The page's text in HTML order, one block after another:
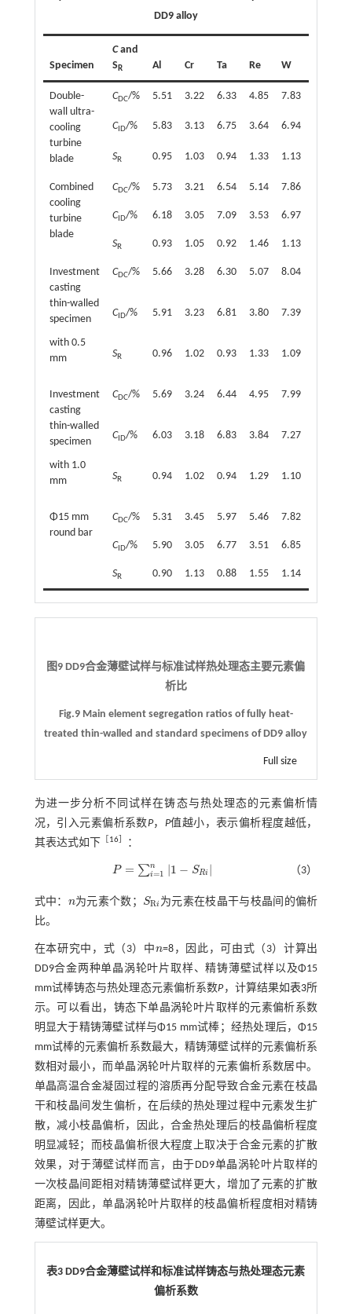
DD9 alloy
Specimen
Cand
S R Al Cr Ta Re W
Double-
wall ultra-
cooling
turbine
blade
CDC/% 5.51 3.22 6.33 4.85 7.83
CID/% 5.83 3.13 6.75 3.64 6.94
SR 0.95 1.03 0.94 1.33 1.13
Combined
cooling
turbine
blade
CDC/% 5.73 3.21 6.54 5.14 7.86
CID/% 6.18 3.05 7.09 3.53 6.97
SR 0.93 1.05 0.92 1.46 1.13
Investment
casting
thin-walled
specimen
with 0.5
mm
CDC/% 5.66 3.28 6.30 5.07 8.04
CID/% 5.91 3.23 6.81 3.80 7.39
SR 0.96 1.02 0.93 1.33 1.09
Investment
casting
thin-walled
specimen
with 1.0
mm
CDC/% 5.69 3.24 6.44 4.95 7.99
CID/% 6.03 3.18 6.83 3.84 7.27
SR 0.94 1.02 0.94 1.29 1.10
Φ15 mm
round bar
CDC/% 5.31 3.45 5.97 5.46 7.82
CID/% 5.90 3.05 6.77 3.51 6.85
SR 0.90 1.13 0.88 1.55 1.14
图9 DD9合金薄壁试样与标准试样热处理态主要元素偏
析比
Fig.9 Main element segregation ratios of fully heat-
treated thin-walled and standard specimens of DD9 alloy
Full size
为进一步分析不同试样在铸态与热处理态的元素偏析情
况，引入元素偏析系数P， P值越小，表示偏析程度越低，
其表达式如下［ 16］ ：
P = ∑n
i=1 |1 − SRi |
P= ∑i= 1n|1-S Ri| （3）
式中： n
n为元素个数； SRi
SRi 为元素在枝晶干与枝晶间的偏析
比。
在本研究中， 式（3） 中n
n=8，因此，可由 式（3）计算出
DD9合金两种单晶涡轮叶片取样、精铸薄壁试样以及Φ15
mm试棒铸态与热处理态元素偏析系数P，计算结果如表3所
示。可以看出，铸态下单晶涡轮叶片取样的元素偏析系数
明显大于精铸薄壁试样与Φ15 mm试棒；经热处理后，Φ15
mm试棒的元素偏析系数最大，精铸薄壁试样的元素偏析系
数相对最小，而单晶涡轮叶片取样的元素偏析系数居中。
单晶高温合金凝固过程的溶质再分配导致合金元素在枝晶
干和枝晶间发生偏析，在后续的热处理过程中元素发生扩
散，减小枝晶偏析，因此，合金热处理后的枝晶偏析程度
明显减轻；而枝晶偏析很大程度上取决于合金元素的扩散
效果，对于薄壁试样而言，由于DD9单晶涡轮叶片取样的
一次枝晶间距相对精铸薄壁试样更大，增加了元素的扩散
距离，因此，单晶涡轮叶片取样的枝晶偏析程度相对精铸
薄壁试样更大。
表3 DD9合金薄壁试样和标准试样铸态与热处理态元素
偏析系数